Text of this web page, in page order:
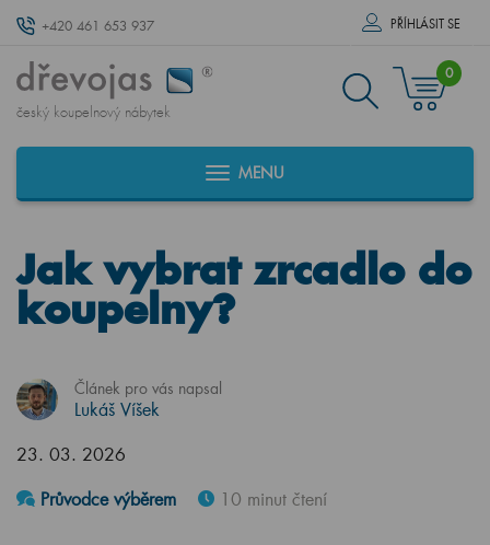
+420 461 653 937 PŘÍHLÁSIT SE
český koupelnový nábytek
0
MENU
Jak vybrat zrcadlo do
koupelny?
Článek pro vás napsal
Lukáš Víšek
23. 03. 2026
Průvodce výběrem
10 minut čtení